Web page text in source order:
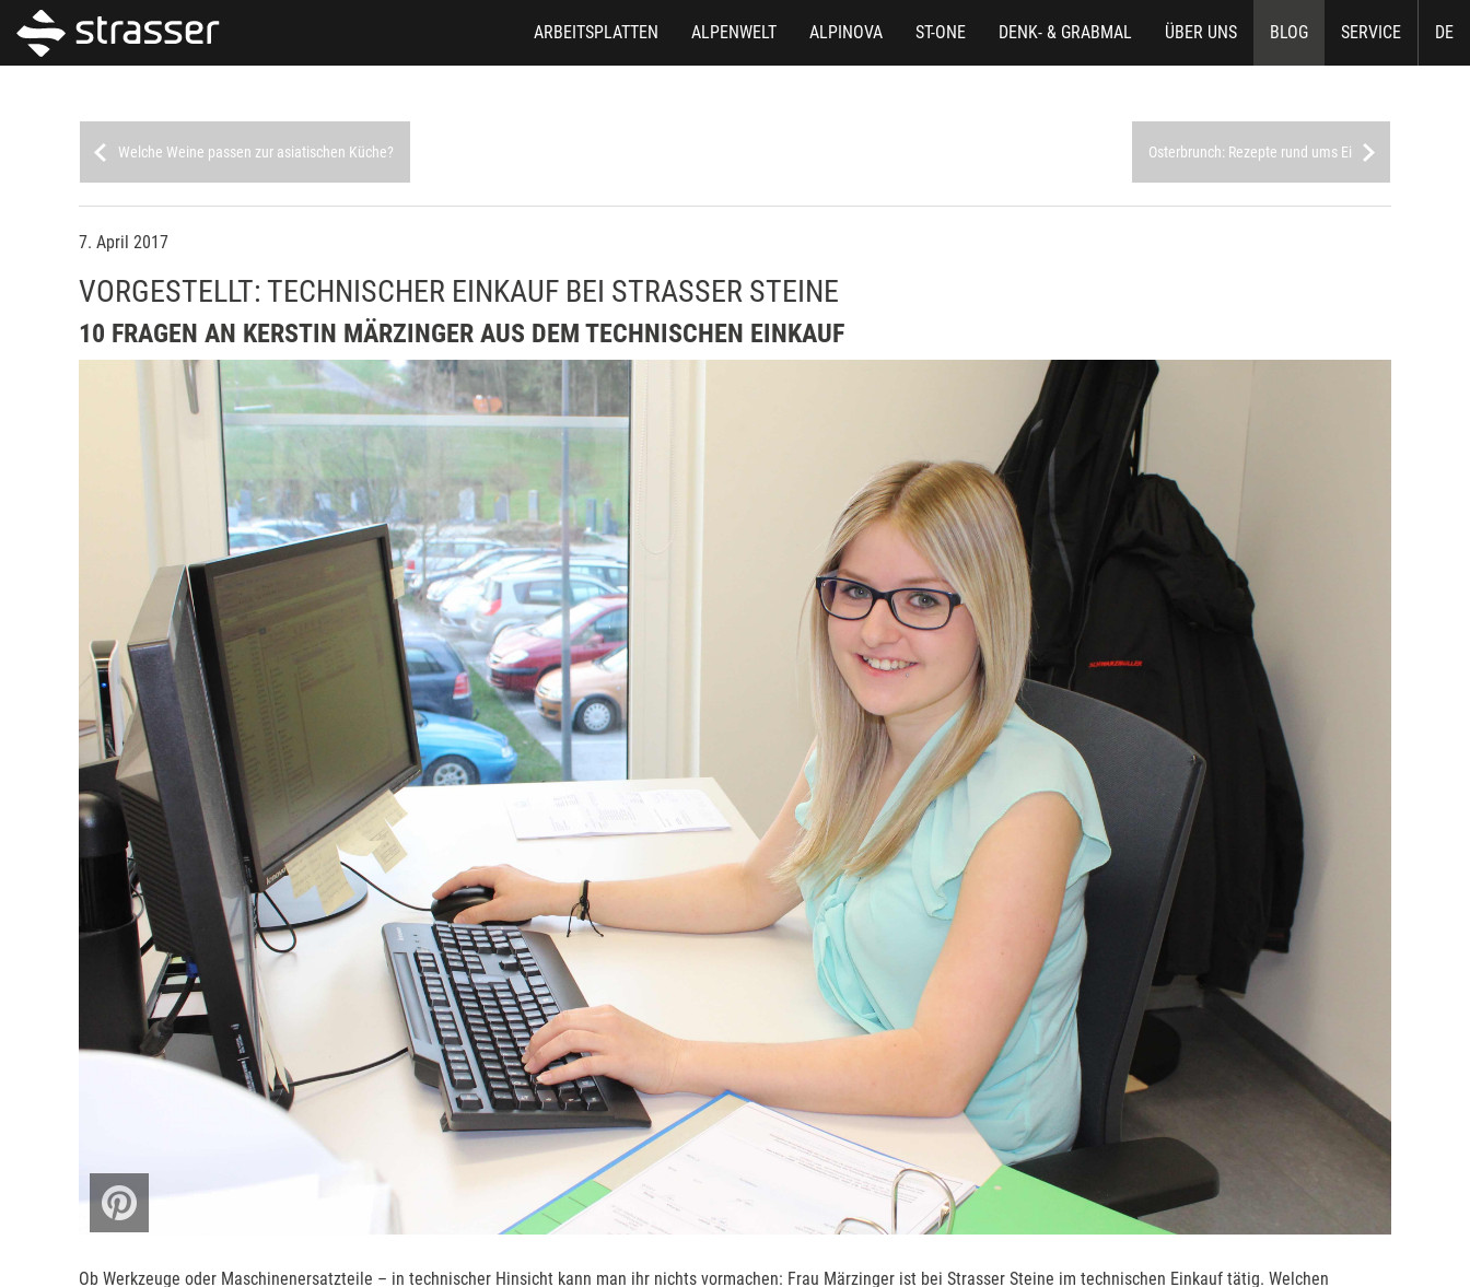
DE
ARBEITSPLATTEN ALPENWELT ALPINOVA ST-ONE DENK- & GRABMAL ÜBER UNS BLOG SERVICE
Welche Weine passen zur asiatischen Küche? Osterbrunch: Rezepte rund ums Ei
7. April 2017
VORGESTELLT: TECHNISCHER EINKAUF BEI STRASSER STEINE
10 FRAGEN AN KERSTIN MÄRZINGER AUS DEM TECHNISCHEN EINKAUF
Ob Werkzeuge oder Maschinenersatzteile – in technischer Hinsicht kann man ihr nichts vormachen: Frau Märzinger ist bei Strasser Steine im technischen Einkauf tätig. Welchen